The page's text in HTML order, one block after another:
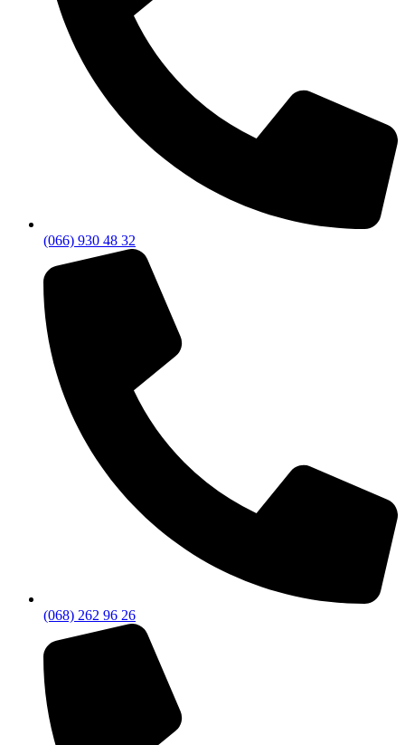
(066) 930 48 32
(068) 262 96 26